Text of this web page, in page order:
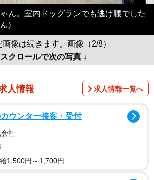
ん。室内ドッグランでも逃げ腰でした
）
画像は続きます。画像（2/8）
スクロールで次の写真 ↓
人情報 求人情報一覧へ
ウンター接客・受付
社
1,500円～1,700円